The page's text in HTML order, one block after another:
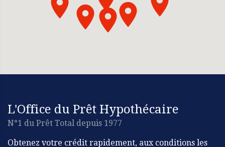
L'Office du Prêt Hypothécaire
N°1 du Prêt Total depuis 1977
Obtenez votre crédit rapidement, aux conditions les